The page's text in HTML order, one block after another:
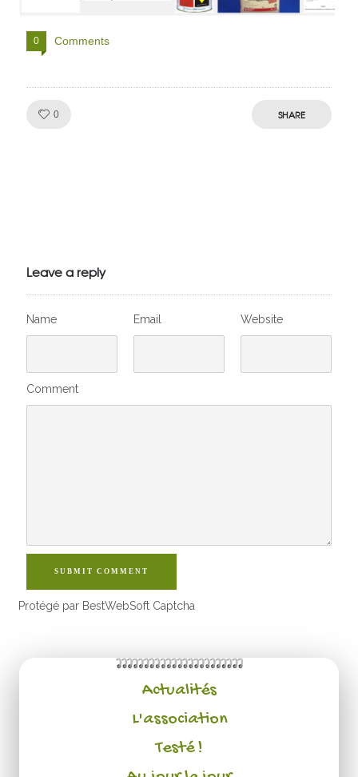
0 Comments
0 SHARE
Leave a reply
Name Email Website
Comment
SUBMIT COMMENT
Protégé par BestWebSoft Captcha
Actualités
L'association
Testé !